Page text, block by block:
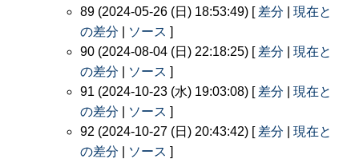
89 (2024-05-26 (日) 18:53:49) [ 差分
現在と
の差分
ソース ]
90 (2024-08-04 (日) 22:18:25) [ 差分
現在と
の差分
ソース ]
91 (2024-10-23 (水) 19:03:08) [ 差分
現在と
の差分
ソース ]
92 (2024-10-27 (日) 20:43:42) [ 差分
現在と
の差分
ソース ]